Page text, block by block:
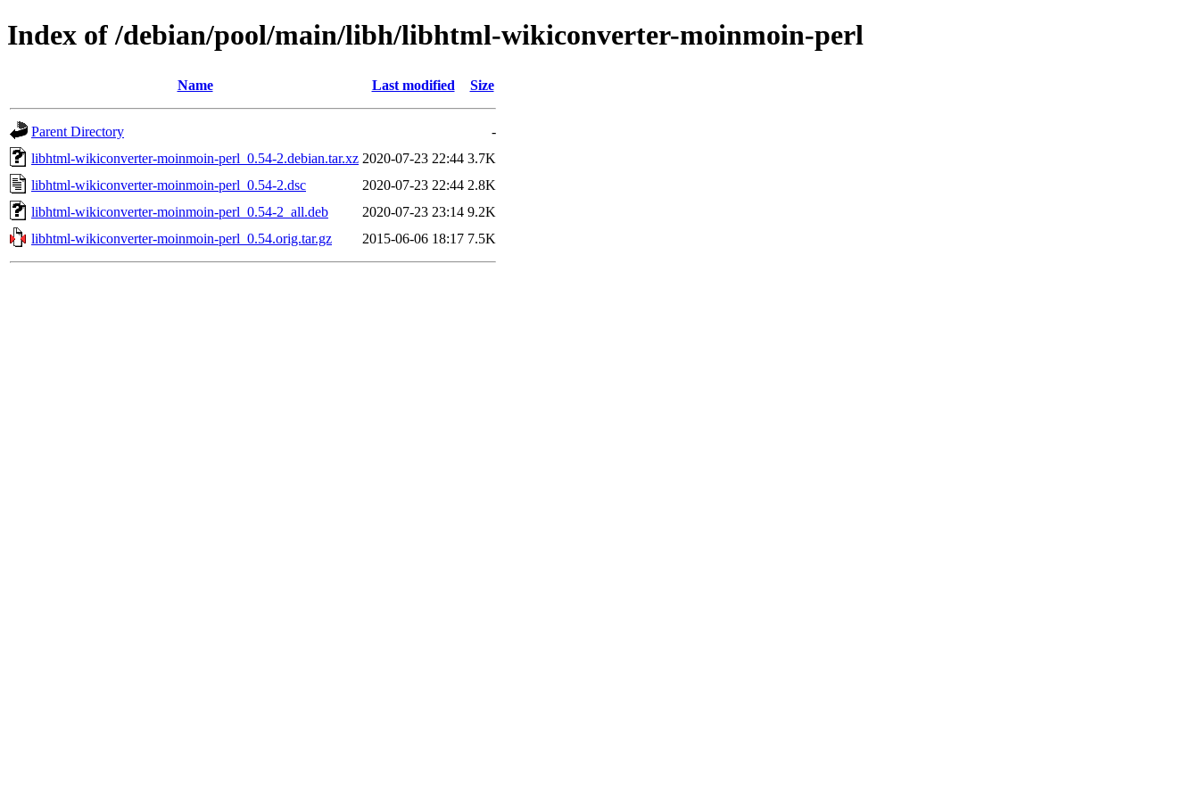
Index of /debian/pool/main/libh/libhtml-wikiconverter-moinmoin-perl
Name Last modified Size
Parent Directory
-
libhtml-wikiconverter-moinmoin-perl_0.54-2.debian.tar.xz 2020-07-23 22:44 3.7K
libhtml-wikiconverter-moinmoin-perl_0.54-2.dsc
2020-07-23 22:44 2.8K
libhtml-wikiconverter-moinmoin-perl_0.54-2_all.deb
2020-07-23 23:14 9.2K
libhtml-wikiconverter-moinmoin-perl_0.54.orig.tar.gz
2015-06-06 18:17 7.5K